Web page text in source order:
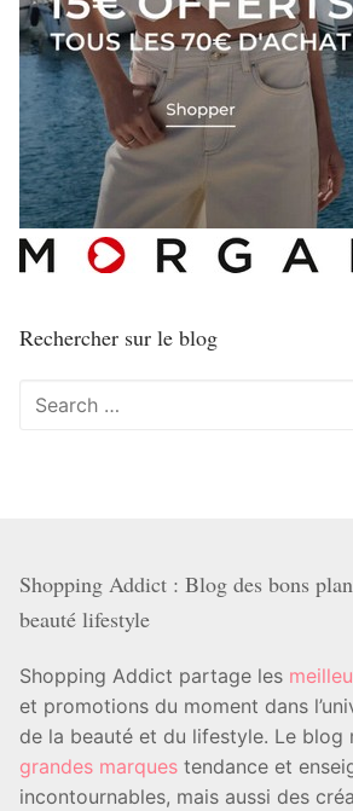
Rechercher sur le blog
Rechercher
Shopping Addict : Blog des bons
beauté lifestyle
Shopping Addict partage les
et promotions du moment dans
de la beauté et du lifestyle. Le blog
grandes marques tendance et
incontournables, mais aussi des